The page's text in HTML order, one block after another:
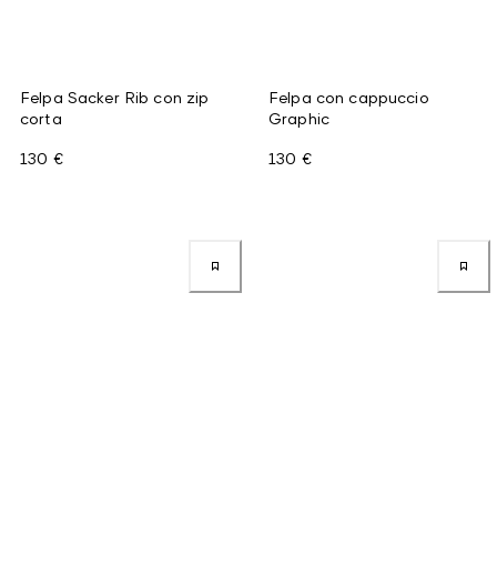
Felpa Sacker Rib con zip
corta
130 €
Felpa con cappuccio
Graphic
130 €